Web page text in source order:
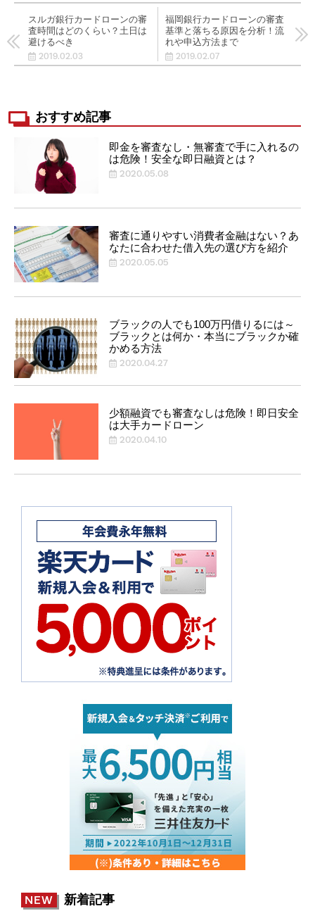
スルガ銀行カードローンの審
査時間はどのくらい？土日は
避けるべき
2019.02.03
福岡銀行カードローンの審査
基準と落ちる原因を分析！流
れや申込方法まで
2019.02.07
おすすめ記事
即金を審査なし・無審査で手に入れるの
は危険！安全な即日融資とは？
2020.05.08
審査に通りやすい消費者金融はない？あ
なたに合わせた借入先の選び方を紹介
2020.05.05
ブラックの人でも100万円借りるには～
ブラックとは何か・本当にブラックか確
かめる方法
2020.04.27
少額融資でも審査なしは危険！即日安全
は大手カードローン
2020.04.10
NEW 新着記事